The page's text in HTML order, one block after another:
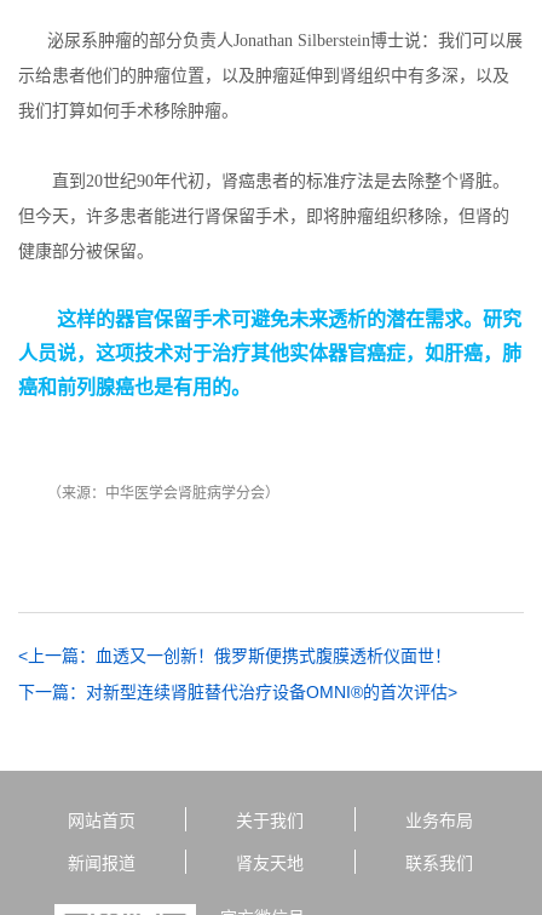
泌尿系肿瘤的部分负责人Jonathan Silberstein博士说：我们可以展
示给患者他们的肿瘤位置，以及肿瘤延伸到肾组织中有多深，以及
我们打算如何手术移除肿瘤。
直到20世纪90年代初，肾癌患者的标准疗法是去除整个肾脏。
但今天，许多患者能进行肾保留手术，即将肿瘤组织移除，但肾的
健康部分被保留。
这样的器官保留手术可避免未来透析的潜在需求。研究
人员说，这项技术对于治疗其他实体器官癌症，如肝癌，肺
癌和前列腺癌也是有用的。
（来源：中华医学会肾脏病学分会）
<上一篇：血透又一创新！俄罗斯便携式腹膜透析仪面世！
下一篇：对新型连续肾脏替代治疗设备OMNI®的首次评估>
网站首页 关于我们 业务布局
新闻报道 肾友天地 联系我们